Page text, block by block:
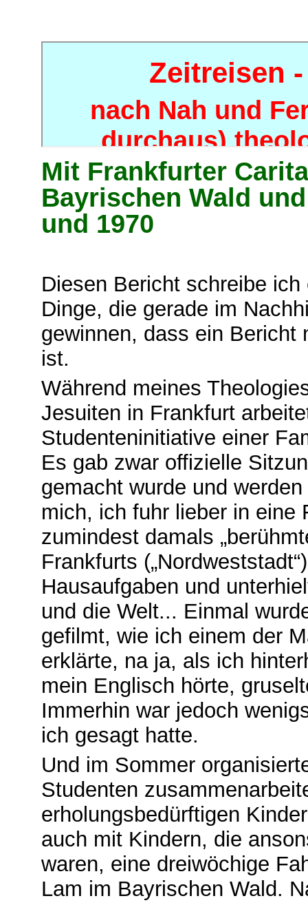
Mit Frankfurter
Bayrischen Wald
und 1970
Diesen Bericht schreibe
Dinge, die gerade im
gewinnen, dass ein Bericht
ist.
Während meines
Jesuiten in Frankfurt
Studenteninitiative einer
Es gab zwar offizielle
gemacht wurde und
mich, ich fuhr lieber in eine
zumindest damals
Frankfurts
Hausaufgaben und
und die Welt... Einmal
gefilmt, wie ich einem der
erklärte, na ja, als ich
mein Englisch hörte,
Immerhin war jedoch
ich gesagt hatte.
Und im Sommer
Studenten
erholungsbedürftigen
auch mit Kindern, die
waren, eine dreiwöchige
Lam im Bayrischen Wald.